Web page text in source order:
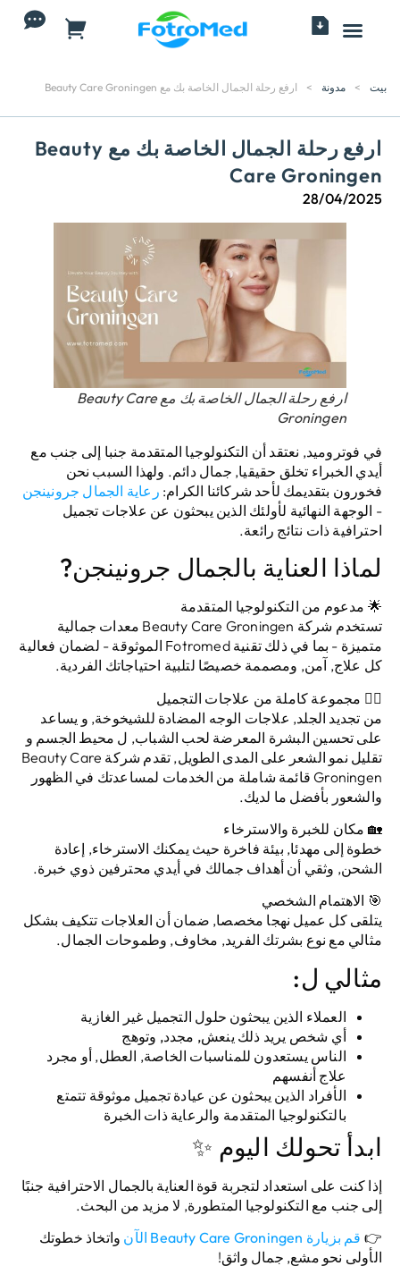
بيت > مدونة > ارفع رحلة الجمال الخاصة بك مع Beauty Care Groningen
ارفع رحلة الجمال الخاصة بك مع Beauty
Care Groningen
28/04/2025
ارفع رحلة الجمال الخاصة بك مع Beauty Care
Groningen
في فوتروميد, نعتقد أن التكنولوجيا المتقدمة جنبا إلى جنب مع
أيدي الخبراء تخلق حقيقيا, جمال دائم. ولهذا السبب نحن
فخورون بتقديمك لأحد شركائنا الكرام: رعاية الجمال جرونينجن
- الوجهة النهائية لأولئك الذين يبحثون عن علاجات تجميل
احترافية ذات نتائج رائعة.
لماذا العناية بالجمال جرونينجن?
🌟 مدعوم من التكنولوجيا المتقدمة
تستخدم شركة Beauty Care Groningen معدات جمالية
متميزة - بما في ذلك تقنية Fotromed الموثوقة - لضمان فعالية
كل علاج, آمن, ومصممة خصيصًا لتلبية احتياجاتك الفردية.
💆‍♀ مجموعة كاملة من علاجات التجميل
من تجديد الجلد, علاجات الوجه المضادة للشيخوخة, و يساعد
على تحسين البشرة المعرضة لحب الشباب, ل محيط الجسم و
تقليل نمو الشعر على المدى الطويل
, تقدم شركة Beauty Care
Groningen قائمة شاملة من الخدمات لمساعدتك في الظهور
والشعور بأفضل ما لديك.
🏡 مكان للخبرة والاسترخاء
خطوة إلى مهدئا, بيئة فاخرة حيث يمكنك الاسترخاء, إعادة
الشحن, وثقي أن أهداف جمالك في أيدي محترفين ذوي خبرة.
🎯 الاهتمام الشخصي
يتلقى كل عميل نهجا مخصصا, ضمان أن العلاجات تتكيف بشكل
مثالي مع نوع بشرتك الفريد, مخاوف, وطموحات الجمال.
مثالي ل:
العملاء الذين يبحثون حلول التجميل غير الغازية
أي شخص يريد ذلك ينعش, مجدد, وتوهج
الناس يستعدون للمناسبات الخاصة, العطل, أو مجرد
علاج أنفسهم
الأفراد الذين يبحثون عن عيادة تجميل موثوقة تتمتع
بالتكنولوجيا المتقدمة والرعاية ذات الخبرة
ابدأ تحولك اليوم ✨
إذا كنت على استعداد لتجربة قوة العناية بالجمال الاحترافية جنبًا
إلى جنب مع التكنولوجيا المتطورة, لا مزيد من البحث.
👉 قم بزيارة Beauty Care Groningen الآن
واتخاذ خطوتك
الأولى نحو مشع, جمال واثق!